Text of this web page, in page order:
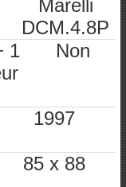
Marelli
DCM.4.8P
1
Non
1997
85 x 88